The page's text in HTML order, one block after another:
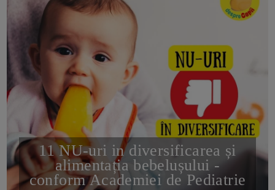
11 NU-uri in diversificarea și
alimentația bebelușului -
conform Academiei de Pediatrie